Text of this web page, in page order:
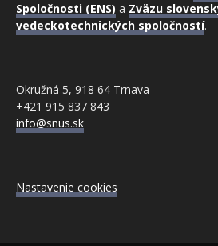
Spoločnosti (ENS) a Zväzu
vedeckotechnických spoločností.
Okružná 5, 918 64 Trnava
+421 915 837 843
info@snus.sk
Nastavenie cookies